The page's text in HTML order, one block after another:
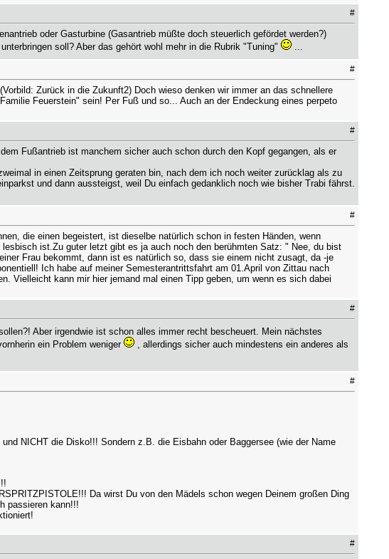
#
oder Gasturbine (Gasantrieb müßte doch steuerlich gefördet werden?)
soll? Aber das gehört wohl mehr in die Rubrik "Tuning"
...
#
Zurück in die Zukunft2) Doch wieso denken wir immer an das schnellere
Feuerstein" sein! Per Fuß und so... Auch an der Endeckung eines perpeto
#
Fußantrieb ist manchem sicher auch schon durch den Kopf gegangen, als er
in einen Zeitsprung geraten bin, nach dem ich noch weiter zurücklag als zu
und dann aussteigst, weil Du einfach gedanklich noch wie bisher Trabi fährst.
#
die einen begeistert, ist dieselbe natürlich schon in festen Händen, wenn
ist.Zu guter letzt gibt es ja auch noch den berühmten Satz: " Nee, du bist
Frau bekommt, dann ist es natürlich so, dass sie einem nicht zusagt, da -je
Ich habe auf meiner Semesterantrittsfahrt am 01.April von Zittau nach
Vielleicht kann mir hier jemand mal einen Tipp geben, um wenn es sich dabei
#
Aber irgendwie ist schon alles immer recht bescheuert. Mein nächstes
ein Problem weniger
, allerdings sicher auch mindestens ein anderes als
#
NICHT die Disko!!! Sondern z.B. die Eisbahn oder Baggersee (wie der Name
Da wirst Du von den Mädels schon wegen Deinem großen Ding
passieren kann!!!
#